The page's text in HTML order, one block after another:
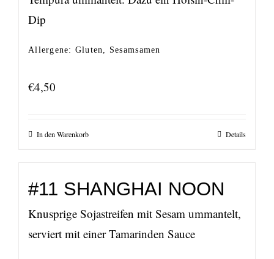
Dip
Allergene: Gluten, Sesamsamen
€4,50
In den Warenkorb Details
#11 SHANGHAI NOON
Knusprige Sojastreifen mit Sesam ummantelt,
serviert mit einer Tamarinden Sauce